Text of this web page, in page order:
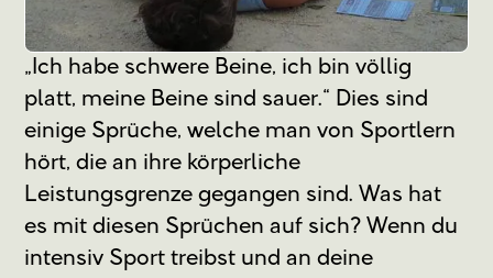
„Ich habe schwere Beine, ich bin völlig
platt, meine Beine sind sauer.“ Dies sind
einige Sprüche, welche man von Sportlern
hört, die an ihre körperliche
Leistungsgrenze gegangen sind. Was hat
es mit diesen Sprüchen auf sich? Wenn du
intensiv Sport treibst und an deine